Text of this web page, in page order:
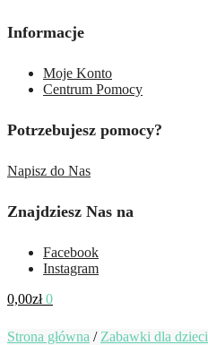
Informacje
Moje Konto
Centrum Pomocy
Potrzebujesz pomocy?
Napisz do Nas
Znajdziesz Nas na
Facebook
Instagram
0,00zł 0
Strona główna / Zabawki dla dzieci